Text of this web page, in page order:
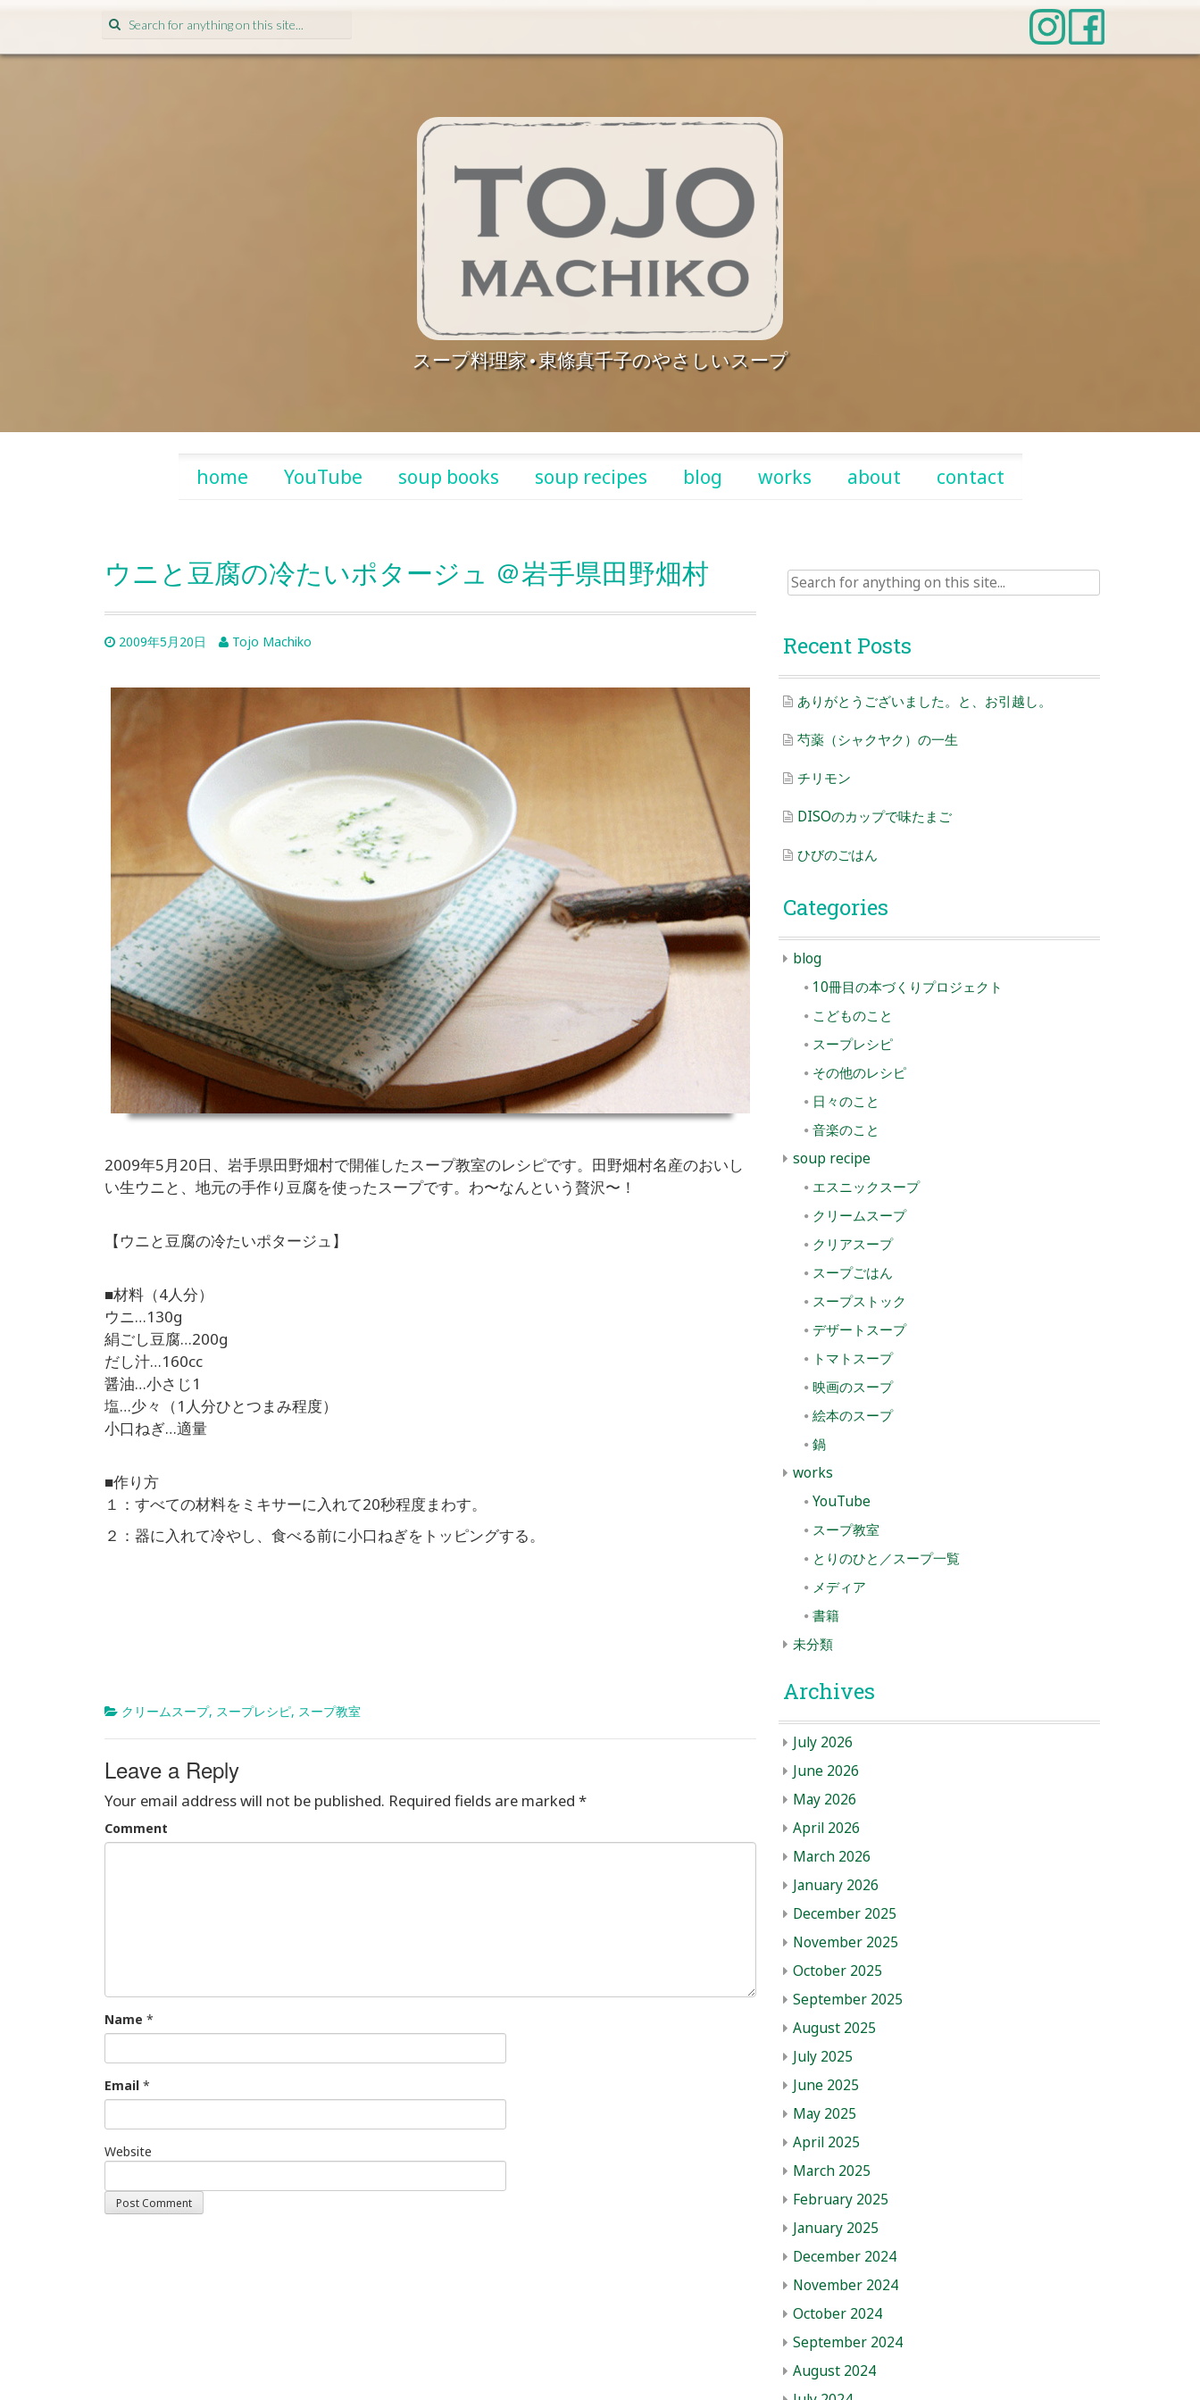
Search
for:
スープ料理家•東條真千子のやさしいスープ
Skip
home YouTube soup books soup recipes blog works about contact
ウニと豆腐の冷たいポタージュ ＠岩手県田野畑村
2009年5月20日 Tojo Machiko
2009年5月20日、岩手県田野畑村で開催したスープ教室のレシピです。田野畑村名産のおいし
い生ウニと、地元の手作り豆腐を使ったスープです。わ〜なんという贅沢〜！
【ウニと豆腐の冷たいポタージュ】
■材料（4人分）
ウニ…130g
絹ごし豆腐…200g
だし汁…160cc
醤油…小さじ1
塩…少々（1人分ひとつまみ程度）
小口ねぎ…適量
■作り方
１：すべての材料をミキサーに入れて20秒程度まわす。
２：器に入れて冷やし、食べる前に小口ねぎをトッピングする。
クリームスープ, スープレシピ, スープ教室
Leave a Reply
Your email address will not be published. Required fields are marked *
Comment
Name *
Email *
Website
Search
for:
Recent Posts
ありがとうございました。と、お引越し。
芍薬（シャクヤク）の一生
チリモン
DISOのカップで味たまご
ひびのごはん
Categories
blog
10冊目の本づくりプロジェクト
こどものこと
スープレシピ
その他のレシピ
日々のこと
音楽のこと
soup recipe
エスニックスープ
クリームスープ
クリアスープ
スープごはん
スープストック
デザートスープ
トマトスープ
映画のスープ
絵本のスープ
鍋
works
YouTube
スープ教室
とりのひと／スープ一覧
メディア
書籍
未分類
Archives
July 2026
June 2026
May 2026
April 2026
March 2026
January 2026
December 2025
November 2025
October 2025
September 2025
August 2025
July 2025
June 2025
May 2025
April 2025
March 2025
February 2025
January 2025
December 2024
November 2024
October 2024
September 2024
August 2024